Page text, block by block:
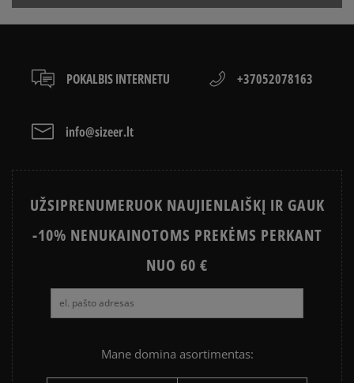
VANS OLD SKOOL VS SUPERSTAR
LACOSTE ISTORIJA SNEAKER‘IŲ ISTORIJA
POKALBIS INTERNETU +37052078163
info@sizeer.lt
UŽSIPRENUMERUOK NAUJIENLAIŠKĮ IR GAUK
-10% NENUKAINOTOMS PREKĖMS PERKANT
NUO 60 €
Mane domina asortimentas: